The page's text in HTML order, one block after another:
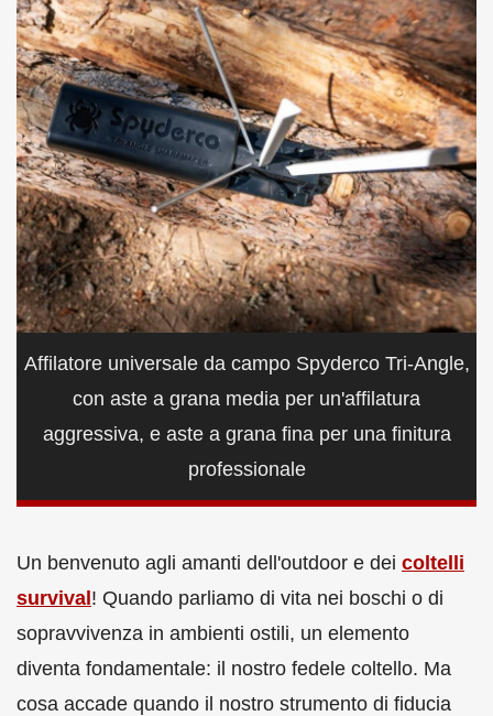
Affilatore universale da campo Spyderco Tri-Angle,
con aste a grana media per un'affilatura
aggressiva, e aste a grana fina per una finitura
professionale
Un benvenuto agli amanti dell'outdoor e dei coltelli
survival! Quando parliamo di vita nei boschi o di
sopravvivenza in ambienti ostili, un elemento
diventa fondamentale: il nostro fedele coltello. Ma
cosa accade quando il nostro strumento di fiducia